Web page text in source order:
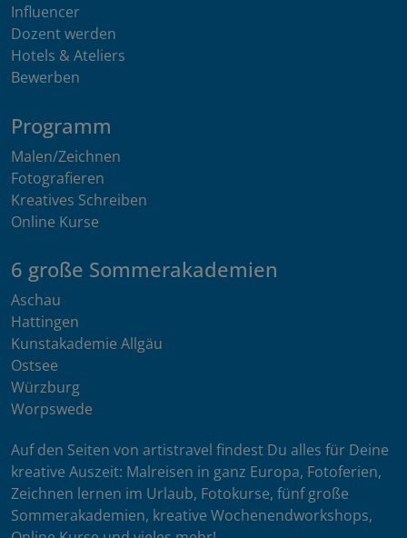
Influencer
Dozent werden
Hotels & Ateliers
Bewerben
Programm
Malen/Zeichnen
Fotografieren
Kreatives Schreiben
Online Kurse
6 große Sommerakademien
Aschau
Hattingen
Kunstakademie Allgäu
Ostsee
Würzburg
Worpswede
Auf den Seiten von artistravel findest Du alles für Deine
kreative Auszeit: Malreisen in ganz Europa, Fotoferien,
Zeichnen lernen im Urlaub, Fotokurse, fünf große
Sommerakademien, kreative Wochenendworkshops,